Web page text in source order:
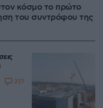
κόσμο το πρώτο
του συντρόφου της
227